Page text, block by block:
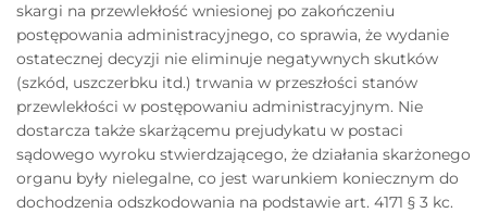
skargi na przewlekłość wniesionej po zakończeniu
postępowania administracyjnego, co sprawia, że wydanie
ostatecznej decyzji nie eliminuje negatywnych skutków
(szkód, uszczerbku itd.) trwania w przeszłości stanów
przewlekłości w postępowaniu administracyjnym. Nie
dostarcza także skarżącemu prejudykatu w postaci
sądowego wyroku stwierdzającego, że działania skarżonego
organu były nielegalne, co jest warunkiem koniecznym do
dochodzenia odszkodowania na podstawie art. 4171 § 3 kc.